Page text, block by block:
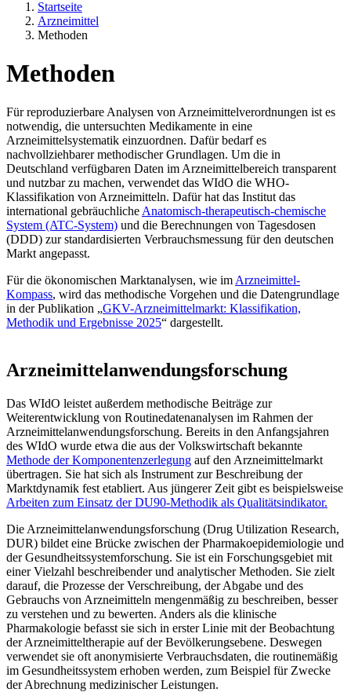
Startseite
Arzneimittel
Methoden
Methoden
Für reproduzierbare Analysen von Arzneimittelverordnungen ist es
notwendig, die untersuchten Medikamente in eine
Arzneimittelsystematik einzuordnen. Dafür bedarf es
nachvollziehbarer methodischer Grundlagen. Um die in
Deutschland verfügbaren Daten im Arzneimittelbereich transparent
und nutzbar zu machen, verwendet das WIdO die WHO-
Klassifikation von Arzneimitteln. Dafür hat das Institut das
international gebräuchliche Anatomisch-therapeutisch-chemische
System (ATC-System) und die Berechnungen von Tagesdosen
(DDD) zur standardisierten Verbrauchsmessung für den deutschen
Markt angepasst.
Für die ökonomischen Marktanalysen, wie im Arzneimittel-
Kompass, wird das methodische Vorgehen und die Datengrundlage
in der Publikation „GKV-Arzneimittelmarkt: Klassifikation,
Methodik und Ergebnisse 2025“ dargestellt.
Arzneimittelanwendungsforschung
Das WIdO leistet außerdem methodische Beiträge zur
Weiterentwicklung von Routinedatenanalysen im Rahmen der
Arzneimittelanwendungsforschung. Bereits in den Anfangsjahren
des WIdO wurde etwa die aus der Volkswirtschaft bekannte
Methode der Komponentenzerlegung auf den Arzneimittelmarkt
übertragen. Sie hat sich als Instrument zur Beschreibung der
Marktdynamik fest etabliert. Aus jüngerer Zeit gibt es beispielsweise
Arbeiten zum Einsatz der DU90-Methodik als Qualitätsindikator.
Die Arzneimittelanwendungsforschung (Drug Utilization Research,
DUR) bildet eine Brücke zwischen der Pharmakoepidemiologie und
der Gesundheitssystemforschung. Sie ist ein Forschungsgebiet mit
einer Vielzahl beschreibender und analytischer Methoden. Sie zielt
darauf, die Prozesse der Verschreibung, der Abgabe und des
Gebrauchs von Arzneimitteln mengenmäßig zu beschreiben, besser
zu verstehen und zu bewerten. Anders als die klinische
Pharmakologie befasst sie sich in erster Linie mit der Beobachtung
der Arzneimitteltherapie auf der Bevölkerungsebene. Deswegen
verwendet sie oft anonymisierte Verbrauchsdaten, die routinemäßig
im Gesundheitssystem erhoben werden, zum Beispiel für Zwecke
der Abrechnung medizinischer Leistungen.